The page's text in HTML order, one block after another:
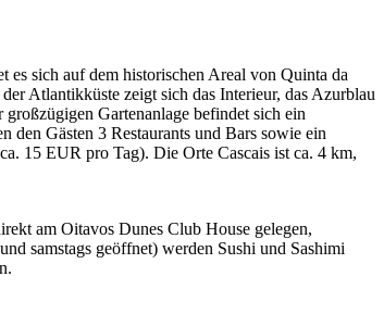
sich auf dem historischen Areal von Quinta da
Atlantikküste zeigt sich das Interieur, das Azurblau
Gartenanlage befindet sich ein
den Gästen 3 Restaurants und Bars sowie ein
15 EUR pro Tag). Die Orte Cascais ist ca. 4 km,
am Oitavos Dunes Club House gelegen,
samstags geöffnet) werden Sushi und Sashimi